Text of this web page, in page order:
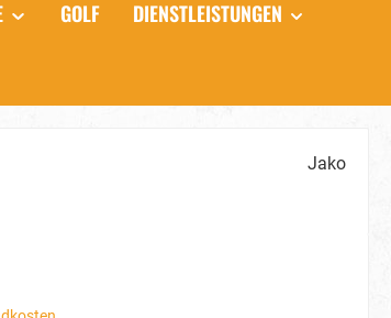
GOLF DIENSTLEISTUNGEN
Jako